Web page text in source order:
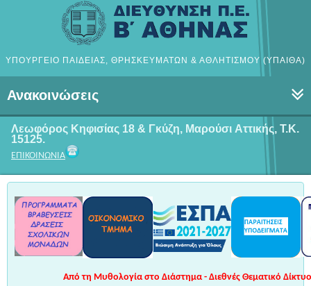
ΥΠΟΥΡΓΕΙΟ ΠΑΙΔΕΙΑΣ, ΘΡΗΣΚΕΥΜΑΤΩΝ & ΑΘΛΗΤΙΣΜΟΥ (ΥΠΑΙΘΑ)
Ανακοινώσεις
Λεωφόρος Κηφισίας 18 & Γκύζη, Μαρούσι Αττικής, Τ.Κ.
15125.
ΕΠΙΚΟΙΝΩΝΙΑ
Από τη Μυθολογία στο Διάστημα - Διεθνές Θεματικό